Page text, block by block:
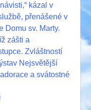
kázal v
přenášené v
Domu sv. Marty.
zášti a
Zvláštností
Nejsvětější
a svátostné